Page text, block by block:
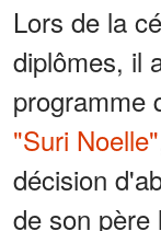
Lors de la
diplômes, il
programme
"Suri Noelle"
décision
de son père